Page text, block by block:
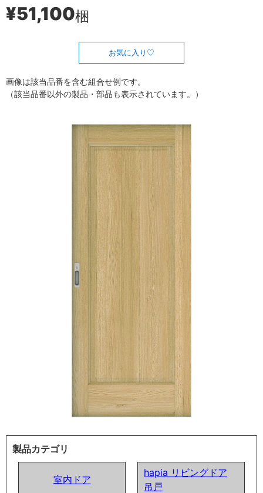
¥51,100梱
お気に入り
画像は該当品番を含む組合せ例です。
（該当品番以外の製品・部品も表示されています。）
製品カテゴリ
室内ドア
hapia リビングドア
吊戸